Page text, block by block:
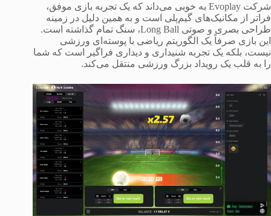
شرکت Evoplay به خوبی می‌داند که یک تجربه بازی موفق،
فراتر از مکانیک‌های گیم‌پلی است و به همین دلیل در زمینه
طراحی بصری و صوتی Long Ball، سنگ تمام گذاشته است.
این بازی صرفاً یک الگوریتم ریاضی با پوسته‌ای ورزشی
نیست، بلکه یک تجربه شنیداری و دیداری فراگیر است که شما
را به قلب یک رویداد بزرگ ورزشی منتقل می‌کند.